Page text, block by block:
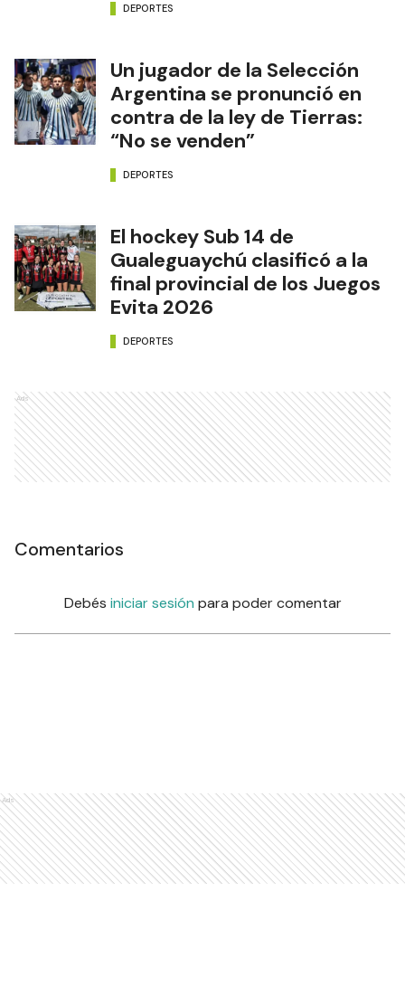
DEPORTES
Un jugador de la Selección
Argentina se pronunció en
contra de la ley de Tierras:
“No se venden”
DEPORTES
El hockey Sub 14 de
Gualeguaychú clasificó a la
final provincial de los Juegos
Evita 2026
DEPORTES
Ads
Comentarios
Debés iniciar sesión para poder comentar
Ads